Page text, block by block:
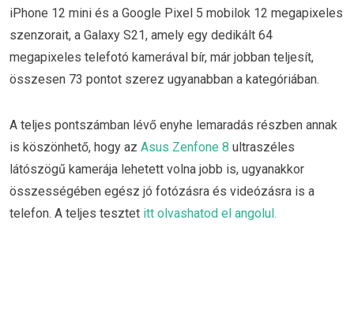
iPhone 12 mini és a Google Pixel 5 mobilok 12 megapixeles
szenzorait, a Galaxy S21, amely egy dedikált 64
megapixeles telefotó kamerával bír, már jobban teljesít,
összesen 73 pontot szerez ugyanabban a kategóriában.
A teljes pontszámban lévő enyhe lemaradás részben annak
is köszönhető, hogy az Asus Zenfone 8 ultraszéles
látószögű kamerája lehetett volna jobb is, ugyanakkor
összességében egész jó fotózásra és videózásra is a
telefon. A teljes tesztet itt olvashatod el angolul.